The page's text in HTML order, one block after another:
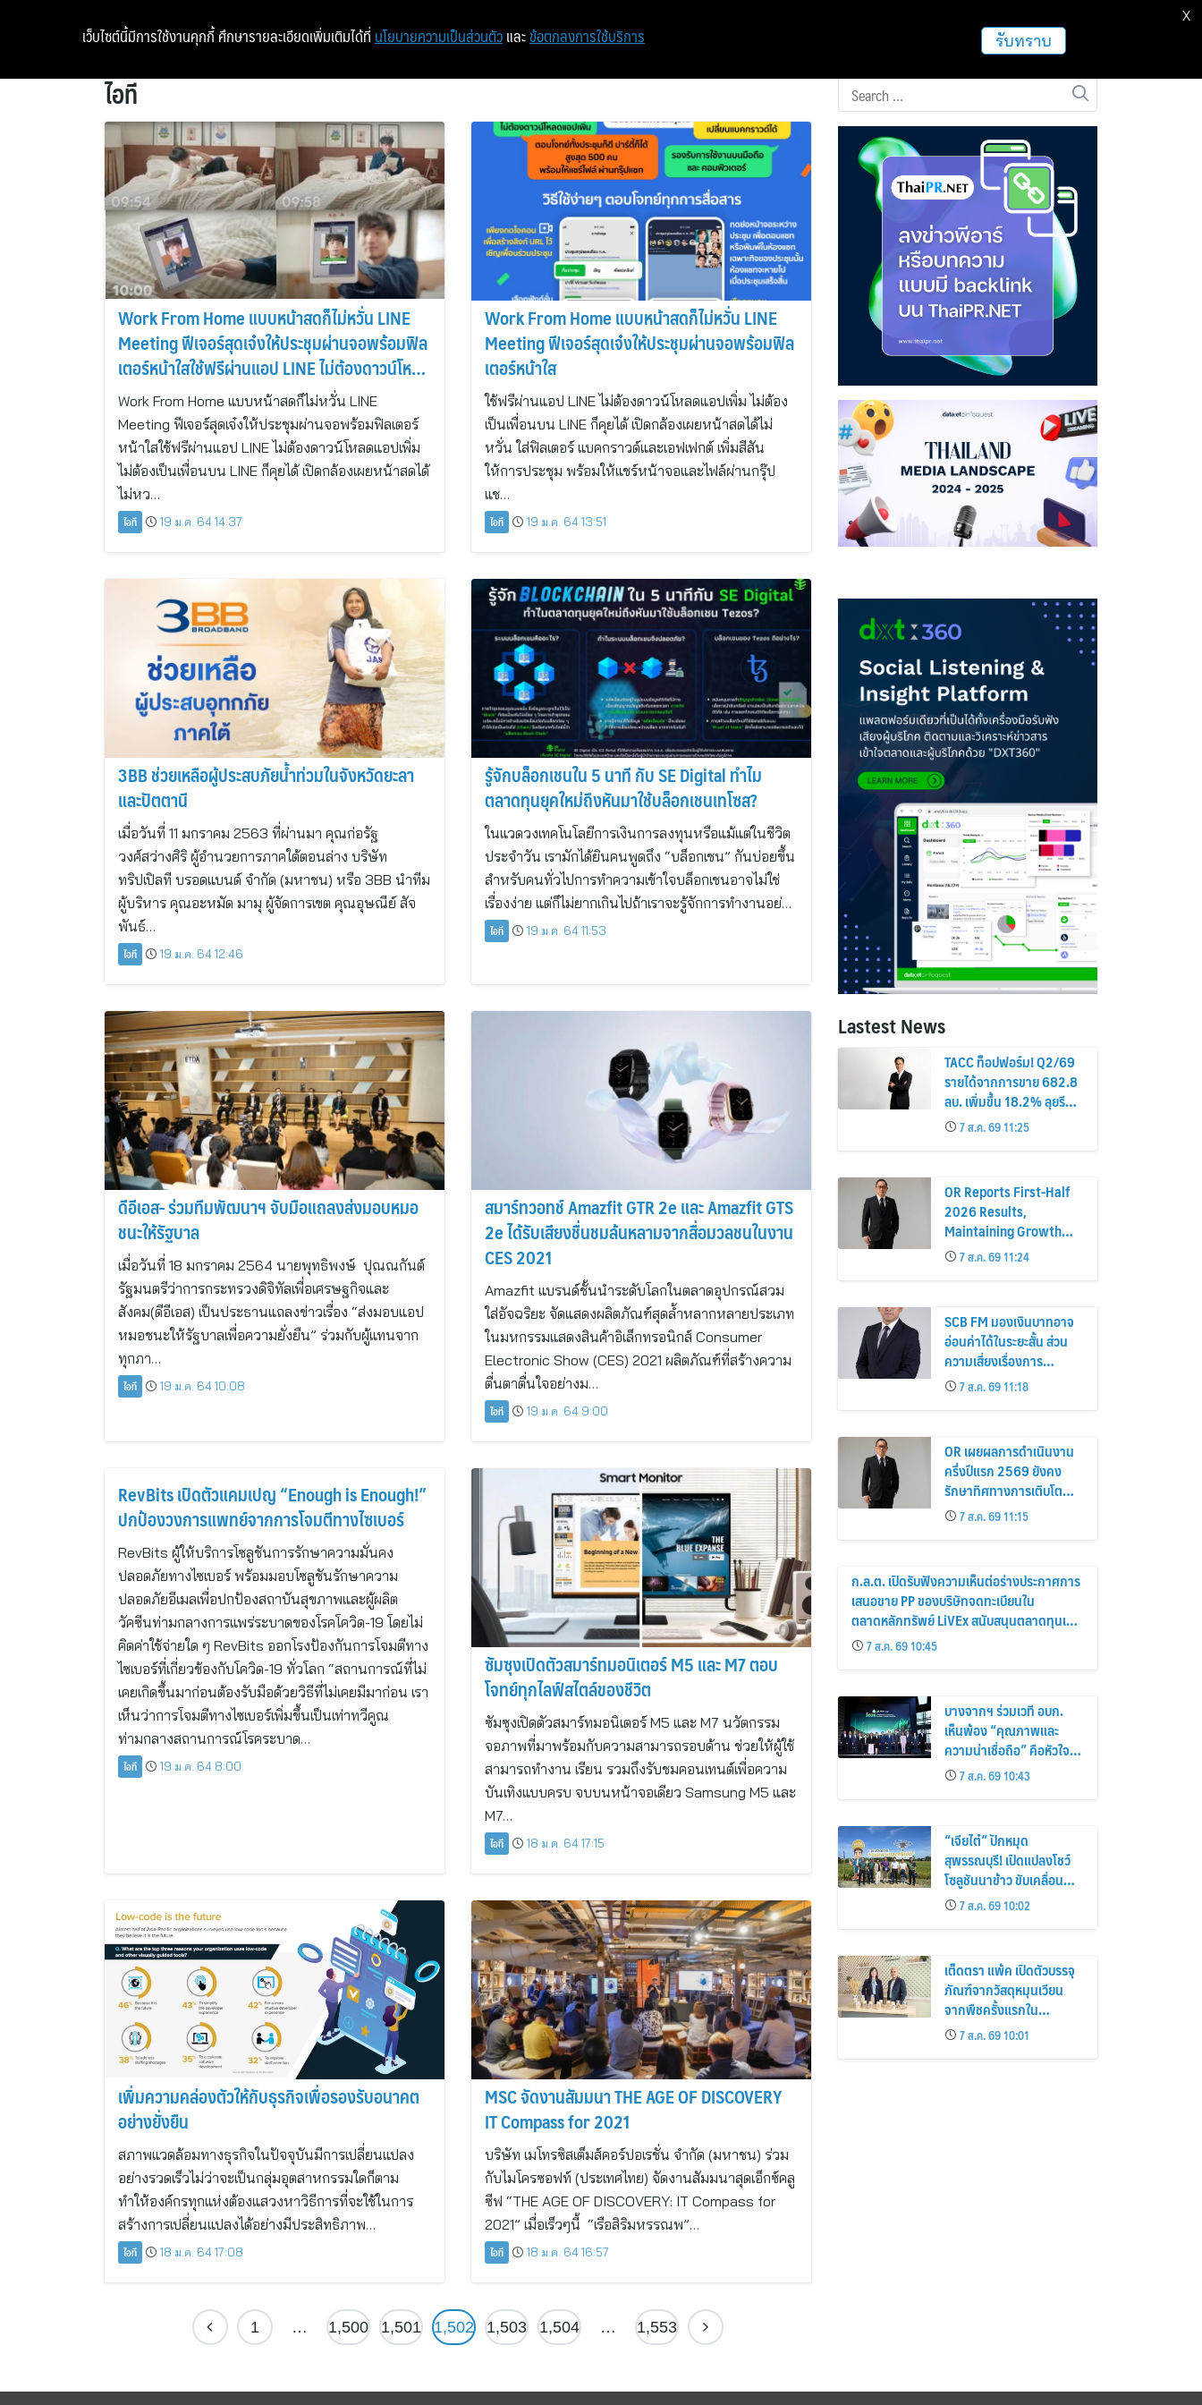
หน้าแรก ท่องเที่ยว ฝากข่าวประชาสัมพันธ์
ไอที
Work From Home แบบหน้าสดก็ไม่หวั่น LINE
Meeting ฟีเจอร์สุดเจ๋งให้ประชุมผ่านจอพร้อมฟิล
เตอร์หน้าใสใช้ฟรีผ่านแอป LINE ไม่ต้องดาวน์โหลด
แอปเพิ่ม
Work From Home แบบหน้าสดก็ไม่หวั่น LINE
Meeting ฟีเจอร์สุดเจ๋งให้ประชุมผ่านจอพร้อมฟิลเตอร์
หน้าใสใช้ฟรีผ่านแอป LINE ไม่ต้องดาวน์โหลดแอปเพิ่ม
ไม่ต้องเป็นเพื่อนบน LINE ก็คุยได้ เปิดกล้องเผยหน้าสดได้
ไม่หว…
ไอที 19 ม.ค. 64 14:37
Work From Home แบบหน้าสดก็ไม่หวั่น LINE
Meeting ฟีเจอร์สุดเจ๋งให้ประชุมผ่านจอพร้อมฟิล
เตอร์หน้าใส
ใช้ฟรีผ่านแอป LINE ไม่ต้องดาวน์โหลดแอปเพิ่ม ไม่ต้อง
เป็นเพื่อนบน LINE ก็คุยได้ เปิดกล้องเผยหน้าสดได้ไม่
หวั่น ใส่ฟิลเตอร์ แบคกราวด์และเอฟเฟกต์ เพิ่มสีสัน
ให้การประชุม พร้อมให้แชร์หน้าจอและไฟล์ผ่านกรุ๊ป
แช…
ไอที 19 ม.ค. 64 13:51
3BB ช่วยเหลือผู้ประสบภัยน้ำท่วมในจังหวัดยะลา
และปัตตานี
เมื่อวันที่ 11 มกราคม 2563 ที่ผ่านมา คุณก่อรัฐ
วงศ์สว่างศิริ ผู้อำนวยการภาคใต้ตอนล่าง บริษัท
ทริปเปิลที บรอดแบนด์ จำกัด (มหาชน) หรือ 3BB นำทีม
ผู้บริหาร คุณอะหมัด มามุ ผู้จัดการเขต คุณอุษณีย์ สัจ
พันธ์…
ไอที 19 ม.ค. 64 12:46
รู้จักบล็อกเชนใน 5 นาที กับ SE Digital ทำไม
ตลาดทุนยุคใหม่ถึงหันมาใช้บล็อกเชนเทโซส?
ในแวดวงเทคโนโลยีการเงินการลงทุนหรือแม้แต่ในชีวิต
ประจำวัน เรามักได้ยินคนพูดถึง “บล็อกเชน” กันบ่อยขึ้น
สำหรับคนทั่วไปการทำความเข้าใจบล็อกเชนอาจไม่ใช่
เรื่องง่าย แต่ก็ไม่ยากเกินไปถ้าเราจะรู้จักการทำงานอย่…
ไอที 19 ม.ค. 64 11:53
ดีอีเอส- ร่วมทีมพัฒนาฯ จับมือแถลงส่งมอบหมอ
ชนะให้รัฐบาล
เมื่อวันที่ 18 มกราคม 2564 นายพุทธิพงษ์ ปุณณกันต์
รัฐมนตรีว่าการกระทรวงดิจิทัลเพื่อเศรษฐกิจและ
สังคม(ดีอีเอส) เป็นประธานแถลงข่าวเรื่อง “ส่งมอบแอป
หมอชนะให้รัฐบาลเพื่อความยั่งยืน” ร่วมกับผู้แทนจาก
ทุกภา…
ไอที 19 ม.ค. 64 10:08
สมาร์ทวอทช์ Amazfit GTR 2e และ Amazfit GTS
2e ได้รับเสียงชื่นชมล้นหลามจากสื่อมวลชนในงาน
CES 2021
Amazfit แบรนด์ชั้นนำระดับโลกในตลาดอุปกรณ์สวม
ใส่อัจฉริยะ จัดแสดงผลิตภัณฑ์สุดล้ำหลากหลายประเภท
ในมหกรรมแสดงสินค้าอิเล็กทรอนิกส์ Consumer
Electronic Show (CES) 2021 ผลิตภัณฑ์ที่สร้างความ
ตื่นตาตื่นใจอย่างม…
ไอที 19 ม.ค. 64 9:00
RevBits เปิดตัวแคมเปญ “Enough is Enough!”
ปกป้องวงการแพทย์จากการโจมตีทางไซเบอร์
RevBits ผู้ให้บริการโซลูชันการรักษาความมั่นคง
ปลอดภัยทางไซเบอร์ พร้อมมอบโซลูชันรักษาความ
ปลอดภัยอีเมลเพื่อปกป้องสถาบันสุขภาพและผู้ผลิต
วัคซีนท่ามกลางการแพร่ระบาดของโรคโควิด-19 โดยไม่
คิดค่าใช้จ่ายใด ๆ RevBits ออกโรงป้องกันการโจมตีทาง
ไซเบอร์ที่เกี่ยวข้องกับโควิด-19 ทั่วโลก “สถานการณ์ที่ไม่
เคยเกิดขึ้นมาก่อนต้องรับมือด้วยวิธีที่ไม่เคยมีมาก่อน เรา
เห็นว่าการโจมตีทางไซเบอร์เพิ่มขึ้นเป็นเท่าทวีคูณ
ท่ามกลางสถานการณ์โรคระบาด…
ไอที 19 ม.ค. 64 8:00
ซัมซุงเปิดตัวสมาร์ทมอนิเตอร์ M5 และ M7 ตอบ
โจทย์ทุกไลฟ์สไตล์ของชีวิต
ซัมซุงเปิดตัวสมาร์ทมอนิเตอร์ M5 และ M7 นวัตกรรม
จอภาพที่มาพร้อมกับความสามารถรอบด้าน ช่วยให้ผู้ใช้
สามารถทำงาน เรียน รวมถึงรับชมคอนเทนต์เพื่อความ
บันเทิงแบบครบ จบบนหน้าจอเดียว Samsung M5 และ
M7…
ไอที 18 ม.ค. 64 17:15
เพิ่มความคล่องตัวให้กับธุรกิจเพื่อรองรับอนาคต
อย่างยั่งยืน
สภาพแวดล้อมทางธุรกิจในปัจจุบันมีการเปลี่ยนแปลง
อย่างรวดเร็วไม่ว่าจะเป็นกลุ่มอุตสาหกรรมใดก็ตาม
ทำให้องค์กรทุกแห่งต้องแสวงหาวิธีการที่จะใช้ในการ
สร้างการเปลี่ยนแปลงได้อย่างมีประสิทธิภาพ…
ไอที 18 ม.ค. 64 17:08
MSC จัดงานสัมมนา THE AGE OF DISCOVERY
IT Compass for 2021
บริษัท เมโทรซิสเต็มส์คอร์ปอเรชั่น จำกัด (มหาชน) ร่วม
กับไมโครซอฟท์ (ประเทศไทย) จัดงานสัมมนาสุดเอ็กซ์คลู
ซีฟ “THE AGE OF DISCOVERY: IT Compass for
2021” เมื่อเร็วๆนี้ “เรือสิริมหรรณพ”…
ไอที 18 ม.ค. 64 16:57
1 … 1,500 1,501 1,502 1,503 1,504 … 1,553
Lastest News
TACC ท็อปฟอร์ม! Q2/69
รายได้จากการขาย 682.8
ลบ. เพิ่มขึ้น 18.2% ลุยรี
แบรนด์-ปิดดีลลงทุนใหม่
สร้าง New S-Curve หนุน
อนาคตเติบโตยั่งยืน
7 ส.ค. 69 11:25
OR Reports First-Half
2026 Results,
Maintaining Growth
Trajectory Investing in
Future Businesses to
Strengthen Long-Term
7 ส.ค. 69 11:24
SCB FM มองเงินบาทอาจ
อ่อนค่าได้ในระยะสั้น ส่วน
ความเสี่ยงเรื่องการ
Unwind carry trade ยัง
ต่ำ แม้เงินเยนแข็งค่าเร็ว
7 ส.ค. 69 11:18
OR เผยผลการดำเนินงาน
ครึ่งปีแรก 2569 ยังคง
รักษาทิศทางการเติบโต
เดินหน้าลงทุนธุรกิจอนาคต
เสริมการเติบโตระยะยาว
7 ส.ค. 69 11:15
ก.ล.ต. เปิดรับฟังความเห็นต่อร่างประกาศการ
เสนอขาย PP ของบริษัทจดทะเบียนใน
ตลาดหลักทรัพย์ LiVEx สนับสนุนตลาดทุนเป็น
กลไกสำคัญสำหรับ SME
7 ส.ค. 69 10:45
บางจากฯ ร่วมเวที อบก.
เห็นพ้อง “คุณภาพและ
ความน่าเชื่อถือ” คือหัวใจ
ของคาร์บอนเครดิต หนุน
ยกระดับตลาดคาร์บอนไทย
เชื่อมโยงอาเซียน เปิดโอกาส
สู่ตลาดสากล
7 ส.ค. 69 10:43
“เจียไต๋” ปักหมุด
สุพรรณบุรี! เปิดแปลงโชว์
โซลูชันนาข้าว ขับเคลื่อน
การทำนาอย่างเป็นระบบ ยก
ระดับเกษตรกรไทย
7 ส.ค. 69 10:02
เต็ดตรา แพ้ค เปิดตัวบรรจุ
ภัณฑ์จากวัสดุหมุนเวียน
จากพืชครั้งแรกใน
ประเทศไทย สำหรับ
ผลิตภัณฑ์นมเชียงใหม่
เฟรชมิลค์
7 ส.ค. 69 10:01
เว็บไซต์นี้มีการใช้งานคุกกี้ ศึกษารายละเอียดเพิ่มเติมได้ที่ นโยบายความเป็นส่วนตัว และ ข้อตกลงการใช้บริการ รับทราบ
X